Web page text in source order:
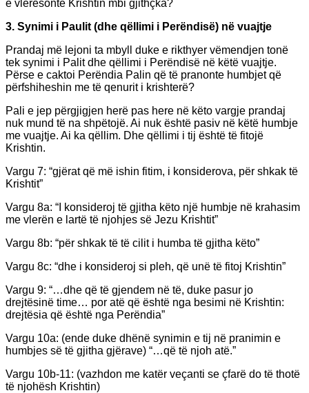
e vlerësonte Krishtin mbi gjithçka?
3. Synimi i Paulit (dhe qëllimi i Perëndisë) në vuajtje
Prandaj më lejoni ta mbyll duke e rikthyer vëmendjen tonë
tek synimi i Palit dhe qëllimi i Perëndisë në këtë vuajtje.
Përse e caktoi Perëndia Palin që të pranonte humbjet që
përfshiheshin me të qenurit i krishterë?
Pali e jep përgjigjen herë pas here në këto vargje prandaj
nuk mund të na shpëtojë. Ai nuk është pasiv në këtë humbje
me vuajtje. Ai ka qëllim. Dhe qëllimi i tij është të fitojë
Krishtin.
Vargu 7: “gjërat që më ishin fitim, i konsiderova, për shkak të
Krishtit”
Vargu 8a: “I konsideroj të gjitha këto një humbje në krahasim
me vlerën e lartë të njohjes së Jezu Krishtit”
Vargu 8b: “për shkak të të cilit i humba të gjitha këto”
Vargu 8c: “dhe i konsideroj si pleh, që unë të fitoj Krishtin”
Vargu 9: “…dhe që të gjendem në të, duke pasur jo
drejtësinë time… por atë që është nga besimi në Krishtin:
drejtësia që është nga Perëndia”
Vargu 10a: (ende duke dhënë synimin e tij në pranimin e
humbjes së të gjitha gjërave) “…që të njoh atë.”
Vargu 10b-11: (vazhdon me katër veçanti se çfarë do të thotë
të njohësh Krishtin)